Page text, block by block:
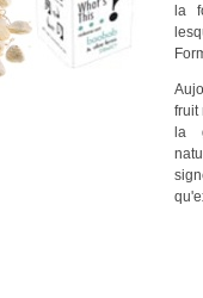
la
fruit
la